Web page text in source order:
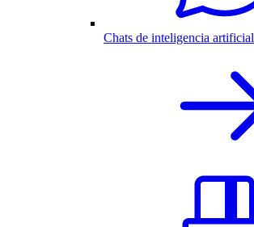
Chats de inteligencia artificial